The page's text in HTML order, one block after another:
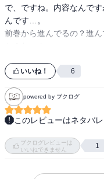
で、ですね。内容なんで
んです…。
前巻から進んでるの？進
ただね、みんな幸せそう
私の高校生のときと大違
中でくっついたり離れた
大違いではないですか。
呪いの二文字が浮かびま
いいね！ 6
powered by ブクログ
このレビューはネタバレ
やっぱりええな。素直で
風早と爽子のふたりのラブ
これはこれでGOOD。
ブクログレビューは
いいねできません
1